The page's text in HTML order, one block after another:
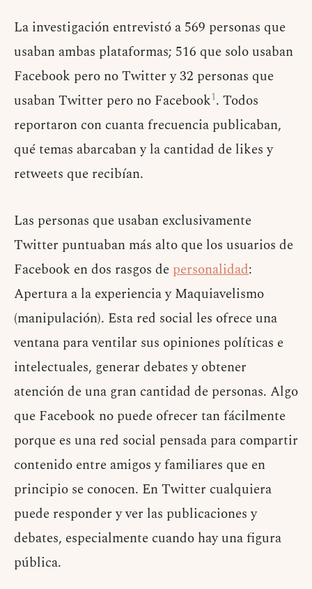
La investigación entrevistó a 569 personas que
usaban ambas plataformas; 516 que solo usaban
Facebook pero no Twitter y 32 personas que
usaban Twitter pero no Facebook1. Todos
reportaron con cuanta frecuencia publicaban,
qué temas abarcaban y la cantidad de likes y
retweets que recibían.
Las personas que usaban exclusivamente
Twitter puntuaban más alto que los usuarios de
Facebook en dos rasgos de personalidad:
Apertura a la experiencia y Maquiavelismo
(manipulación). Esta red social les ofrece una
ventana para ventilar sus opiniones políticas e
intelectuales, generar debates y obtener
atención de una gran cantidad de personas. Algo
que Facebook no puede ofrecer tan fácilmente
porque es una red social pensada para compartir
contenido entre amigos y familiares que en
principio se conocen. En Twitter cualquiera
puede responder y ver las publicaciones y
debates, especialmente cuando hay una figura
pública.